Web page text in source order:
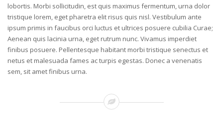
lobortis. Morbi sollicitudin, est quis maximus fermentum, urna dolor
tristique lorem, eget pharetra elit risus quis nisl. Vestibulum ante
ipsum primis in faucibus orci luctus et ultrices posuere cubilia Curae;
Aenean quis lacinia urna, eget rutrum nunc. Vivamus imperdiet
finibus posuere. Pellentesque habitant morbi tristique senectus et
netus et malesuada fames ac turpis egestas. Donec a venenatis
sem, sit amet finibus urna.